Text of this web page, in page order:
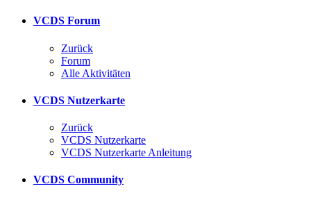
VCDS Forum
Zurück
Forum
Alle Aktivitäten
VCDS Nutzerkarte
Zurück
VCDS Nutzerkarte
VCDS Nutzerkarte Anleitung
VCDS Community